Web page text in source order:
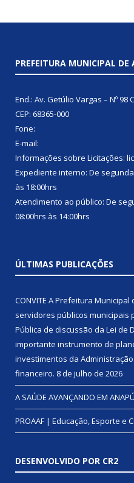
PREFEITURA MUNICIPAL DE
End.: Av. Getúlio Vargas – Nº 98
CEP: 68365-000
Fone:
E-mail:
Informações sobre Licitações:
Expediente interno: De
às 18:00hrs
Atendimento ao público: De
08:00hrs às 14:00hrs
ÚLTIMAS PUBLICAÇÕES
CONVITE A Prefeitura
servidores públicos municipais
Pública de discussão da Lei de
importante instrumento de
investimentos da
financeiro. 8 de julho de 2026
A SAÚDE AVANÇANDO EM
PROAAF | Educação, Esporte e
DESENVOLVIDO POR CR2